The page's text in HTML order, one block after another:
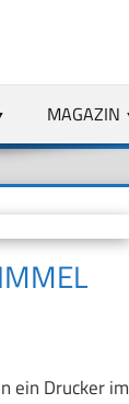
MAGAZIN
ein Drucker im